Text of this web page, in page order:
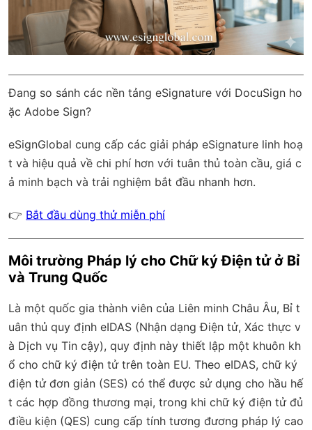
Đang so sánh các nền tảng eSignature với DocuSign ho
ặc Adobe Sign?
eSignGlobal cung cấp các giải pháp eSignature linh hoạ
t và hiệu quả về chi phí hơn với tuân thủ toàn cầu, giá c
ả minh bạch và trải nghiệm bắt đầu nhanh hơn.
👉 Bắt đầu dùng thử miễn phí
Môi trường Pháp lý cho Chữ ký Điện tử ở Bỉ
và Trung Quốc
Là một quốc gia thành viên của Liên minh Châu Âu, Bỉ t
uân thủ quy định eIDAS (Nhận dạng Điện tử, Xác thực v
à Dịch vụ Tin cậy), quy định này thiết lập một khuôn kh
ổ cho chữ ký điện tử trên toàn EU. Theo eIDAS, chữ ký
điện tử đơn giản (SES) có thể được sử dụng cho hầu hế
t các hợp đồng thương mại, trong khi chữ ký điện tử đủ
điều kiện (QES) cung cấp tính tương đương pháp lý cao